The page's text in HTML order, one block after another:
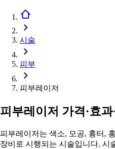
시술
피부
피부레이저
피부레이저 가격·효과
피부레이저는 색소, 모공, 흉터,
장비로 시행되는 시술입니다. 시